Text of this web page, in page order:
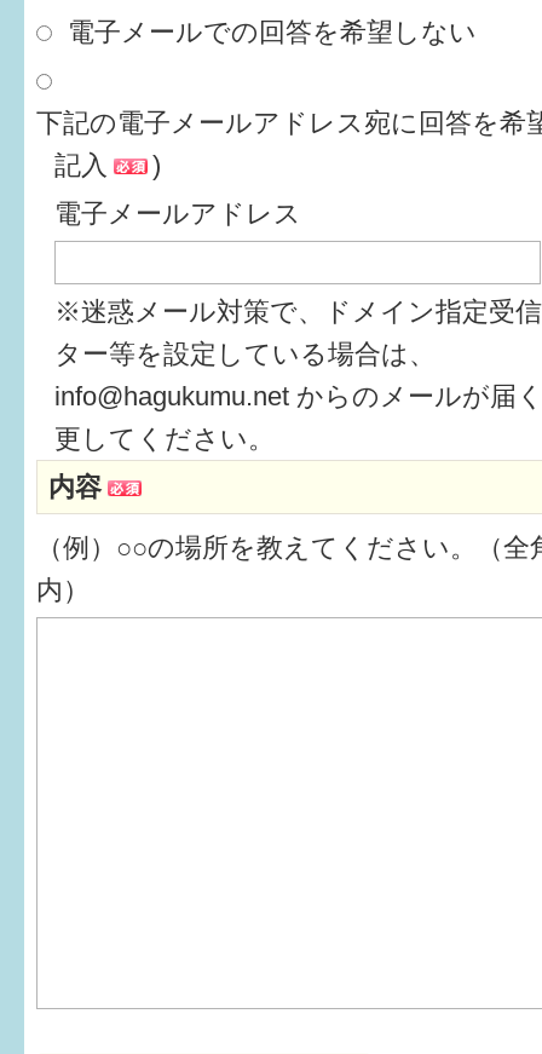
電子メールでの回答を希望しない
下記の電子メールアドレス宛に回答を希
記入
)
電子メールアドレス
※迷惑メール対策で、ドメイン指定受
ター等を設定している場合は、
info@hagukumu.net からのメールが届
更してください。
内容
（例）○○の場所を教えてください。（全
内）
妊娠
3か月〜6か月
6か月〜1歳
1歳〜3歳
3歳〜就学前
就学後〜
子育てマップ
イベントレポート
なるほどコラム
メールマガジン